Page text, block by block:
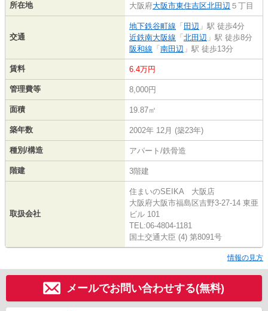
所在地 大阪府大阪市東住吉区北田辺 ５丁目
交通
地下鉄谷町線 「 田辺 」駅 徒歩4分
近鉄南大阪線 「 北田辺 」駅 徒歩8分
阪和線 「 南田辺 」駅 徒歩13分
賃料 6.4万円
管理費等 8,000円
面積 19.87㎡
築年数 2002年 12月 (築23年)
種別/構造 アパート/鉄骨造
階建 3階建
取扱会社
住まいのSEIKA 大阪店
大阪府大阪市福島区吉野3-27-14 東亜
ビル 101
TEL:06-4804-1181
国土交通大臣 (4) 第8091号
情報の見方
メールでお問い合わせする(無料)